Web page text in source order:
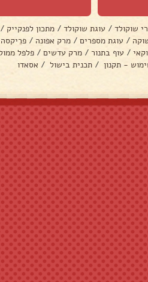
שוקולד / עוגת שוקולד / מתכון לפנקייק /
/ עוגת מספרים / מרק אפונה / פריקסה
/ עוף בתנור / מרק עדשים / פלפל
- תקנון / תכנית בישול / אסאדו